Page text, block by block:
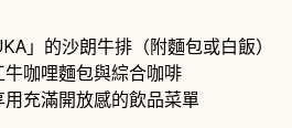
」的沙朗牛排（附麵包或白飯）
咖哩麵包與綜合咖啡
充滿開放感的飲品菜單